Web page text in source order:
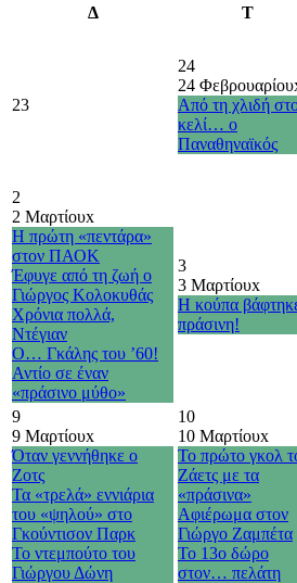
Δ Τ
23
24
24 Φεβρουαρίου
Από τη χλιδή
κελί… ο
Παναθηναϊκός
2
2 Μαρτίουx
H πρώτη «πεντάρα»
στον ΠΑΟΚ
Έφυγε από τη ζωή ο
Γιώργος Κολοκυθάς
Χρόνια πολλά,
Ντέγιαν
Ο… Γκάλης του ’60!
Αντίο σε έναν
«πράσινο μύθο»
3
3 Μαρτίουx
Η κούπα
πράσινη!
9
9 Μαρτίουx
Όταν γεννήθηκε ο
Ζοτς
Τα «τρελά» εννιάρια
του «ψηλού» στο
Γκούντισον Παρκ
Το ντεμπούτο του
Γιώργου Δώνη
10
10 Μαρτίουx
Το πρώτο γκολ
Ζάετς με τα
«πράσινα»
Αφιέρωμα στον
Γιώργο Ζαμπέτα
Το 13ο δώρο
στον… πελάτη